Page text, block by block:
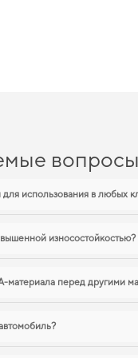
полезные дополнения
вопросы
использования в любых
износостойкостью?
материала перед другими